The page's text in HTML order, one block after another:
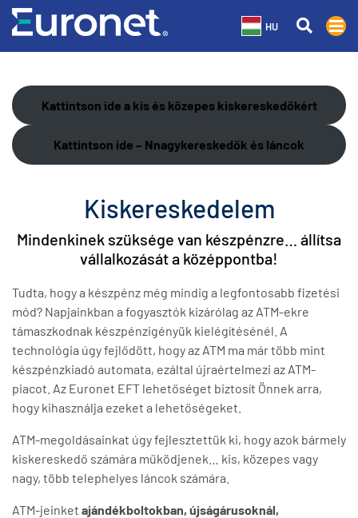
HU
Kattintson ide a kis és közepes kiskereskedőkért
Kattintson ide – Nnagykereskedők és láncok
Kiskereskedelem
Mindenkinek szüksége van készpénzre… állítsa
vállalkozását a középpontba!
Tudta, hogy a készpénz még mindig a legfontosabb fizetési
mód? Napjainkban a fogyasztók kizárólag az ATM-ekre
támaszkodnak készpénzigényük kielégítésénél. A
technológia úgy fejlődött, hogy az ATM ma már több mint
készpénzkiadó automata, ezáltal újraértelmezi az ATM-
piacot. Az Euronet EFT lehetőséget biztosít Önnek arra,
hogy kihasználja ezeket a lehetőségeket.
ATM-megoldásainkat úgy fejlesztettük ki, hogy azok bármely
kiskereskedő számára működjenek… kis, közepes vagy
nagy, több telephelyes láncok számára.
ATM-jeinket ajándékboltokban, újságárusoknál,